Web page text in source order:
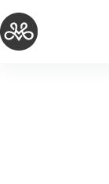
至
主